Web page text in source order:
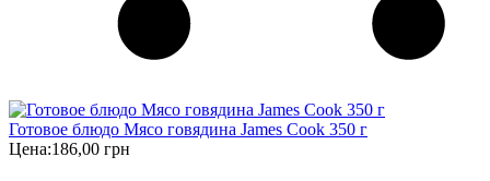
Готовое блюдо Мясо говядина James Cook 350 г
Цена:186,00 грн